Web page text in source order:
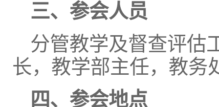
三、参会人员
分管教学及督查评估
长，教学部主任，教务
四、参会地点